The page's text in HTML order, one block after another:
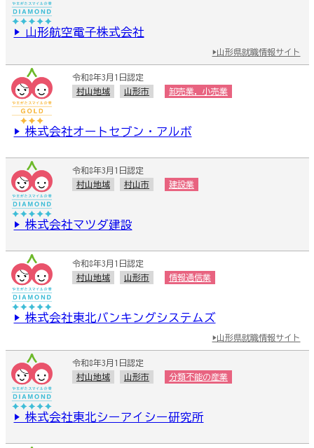
▶ 山形航空電子株式会社
▶山形県就職情報サイト
令和8年3月1日認定
村山地域
山形市 卸売業，小売業
▶ 株式会社オートセブン・アルボ
令和8年3月1日認定
村山地域
村山市 建設業
▶ 株式会社マツダ建設
令和8年3月1日認定
村山地域
山形市 情報通信業
▶ 株式会社東北バンキングシステムズ
▶山形県就職情報サイト
令和8年3月1日認定
村山地域
山形市 分類不能の産業
▶ 株式会社東北シーアイシー研究所